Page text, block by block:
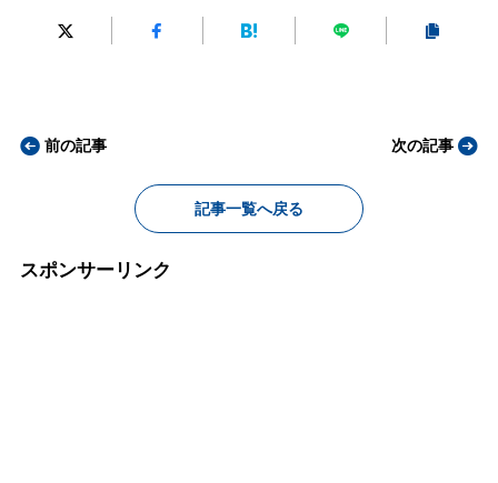
前の記事
記事一覧へ戻る
次の記事
スポンサーリンク